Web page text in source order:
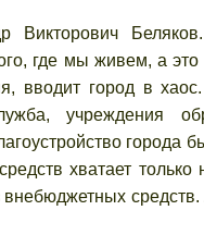
Викторович
где мы живем, а это
вводит город в
учреждения
города
хватает только
средств.